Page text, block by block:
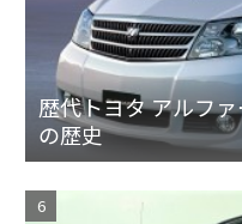
歴代トヨタ アルフ
の歴史